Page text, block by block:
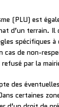
(PLU) est
d’un terrain.
spécifiques à
cas de non-
par la
des
certaines